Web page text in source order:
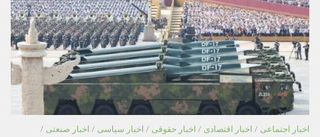
اخبار اجتماعی / اخبار اقتصادی / اخبار حقوقی / اخبار سیاسی / اخبار صنعتی /